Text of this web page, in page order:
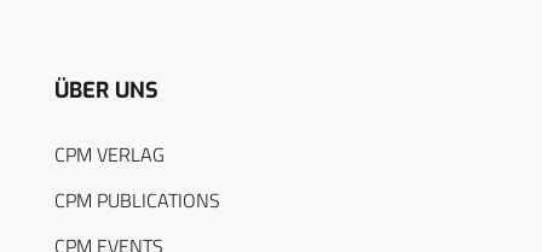
ÜBER UNS
CPM VERLAG
CPM PUBLICATIONS